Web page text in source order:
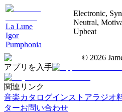
La Lune
Igor
Pumphonia
Electronic,
Neutral,
Upbeat
© 2026
アプリを入手
関連リンク
音楽カタログインストアラジオ
ターお問い合わせ